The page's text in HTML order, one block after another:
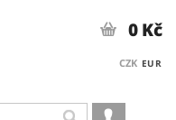
CZK EUR
0 Kč